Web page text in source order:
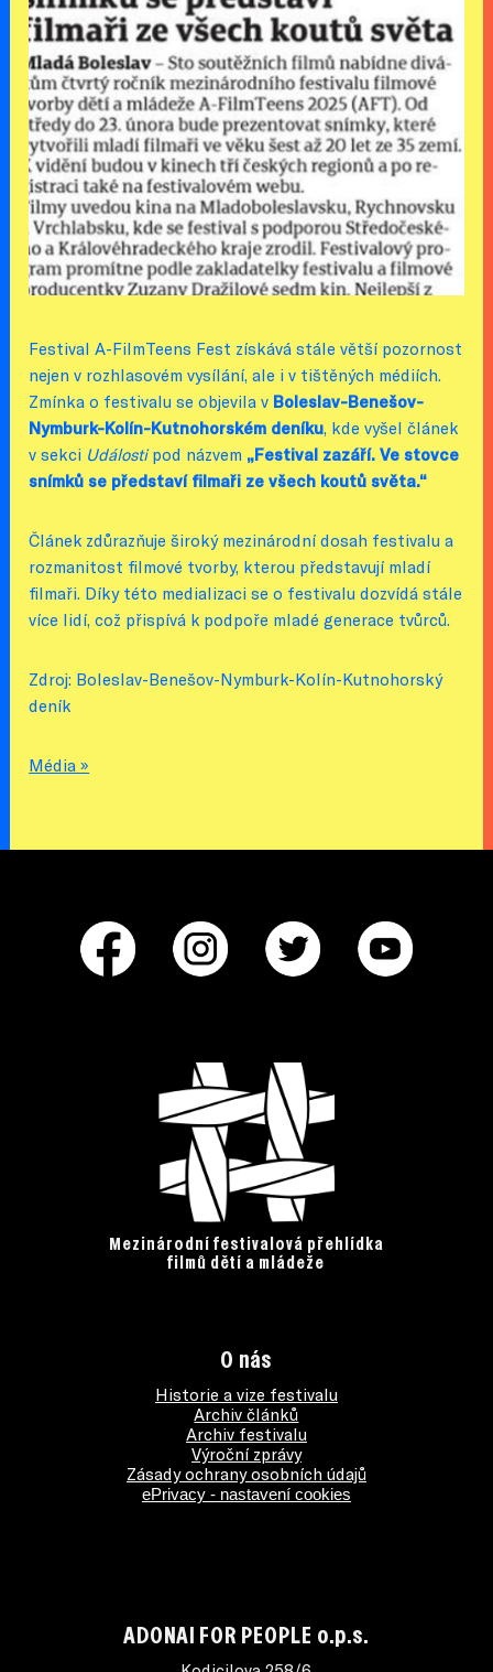
Festival A-FilmTeens Fest získává stále větší pozornost
nejen v rozhlasovém vysílání, ale i v tištěných médiích.
Zmínka o festivalu se objevila v Boleslav-Benešov-
Nymburk-Kolín-Kutnohorském deníku, kde vyšel článek
v sekci Událostipod názvem „Festival zazáří. Ve stovce
snímků se představí filmaři ze všech koutů světa.“
Článek zdůrazňuje široký mezinárodní dosah festivalu a
rozmanitost filmové tvorby, kterou představují mladí
filmaři. Díky této medializaci se o festivalu dozvídá stále
více lidí, což přispívá k podpoře mladé generace tvůrců.
Zdroj: Boleslav-Benešov-Nymburk-Kolín-Kutnohorský
deník
Média »
Mezinárodní festivalová přehlídka
filmů dětí a mládeže
O nás
Historie a vize festivalu
Archiv článků
Archiv festivalu
Výroční zprávy
Zásady ochrany osobních údajů
ePrivacy - nastavení cookies
ADONAI FOR PEOPLE o.p.s.